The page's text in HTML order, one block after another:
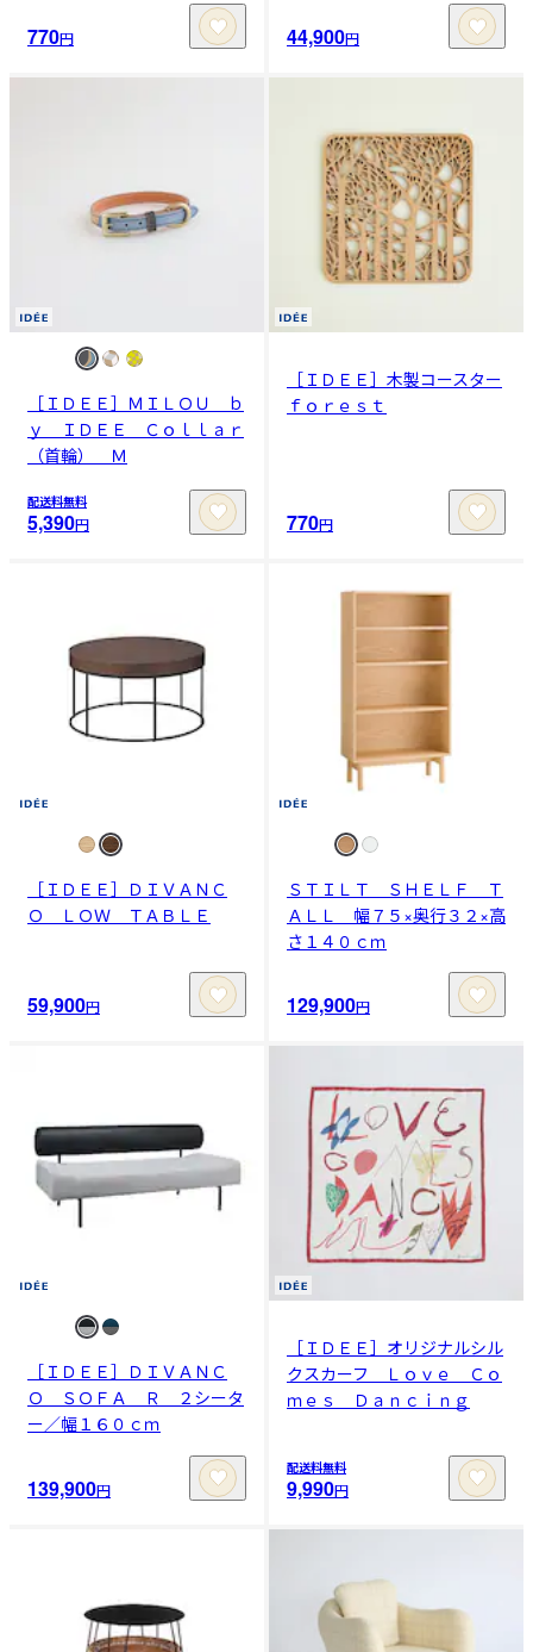
770円 44,900円
［ＩＤＥＥ］ＭＩＬＯＵ ｂ
ｙ ＩＤＥＥ Ｃｏｌｌａｒ
（首輪） Ｍ
配送料無料
5,390円
［ＩＤＥＥ］木製コースター
ｆｏｒｅｓｔ
770円
［ＩＤＥＥ］ＤＩＶＡＮＣ
Ｏ ＬＯＷ ＴＡＢＬＥ
59,900円
ＳＴＩＬＴ ＳＨＥＬＦ Ｔ
ＡＬＬ 幅７５×奥行３２×高
さ１４０ｃｍ
129,900円
［ＩＤＥＥ］ＤＩＶＡＮＣ
Ｏ ＳＯＦＡ Ｒ ２シータ
ー／幅１６０ｃｍ
139,900円
［ＩＤＥＥ］オリジナルシル
クスカーフ Ｌｏｖｅ Ｃｏ
ｍｅｓ Ｄａｎｃｉｎｇ
配送料無料
9,990円